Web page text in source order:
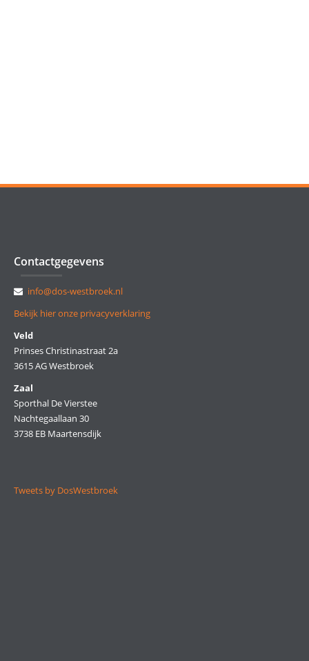
Contactgegevens
info@dos-westbroek.nl
Bekijk hier onze privacyverklaring
Veld
Prinses Christinastraat 2a
3615 AG Westbroek
Zaal
Sporthal De Vierstee
Nachtegaallaan 30
3738 EB Maartensdijk
Tweets by DosWestbroek